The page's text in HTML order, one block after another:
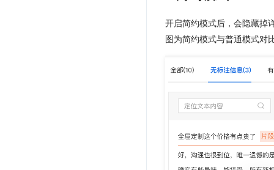
开启简约模式后，会隐藏掉
图为简约模式与普通模式对